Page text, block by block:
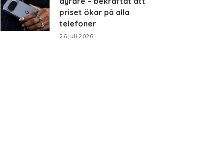
priset ökar på alla
telefoner
26 juli 2026